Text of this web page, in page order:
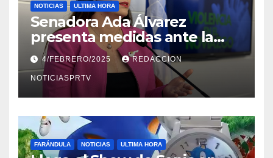
NOTICIAS ULTIMA HORA
Senadora Ada Álvarez
presenta medidas ante la
violencia en el noviazgo
4/FEBRERO/2025 REDACCION
NOTICIASPRTV
FARÁNDULA NOTICIAS ULTIMA HORA